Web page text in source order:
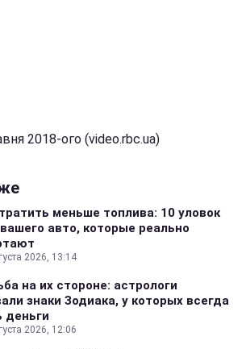
2018-ого (video.rbc.ua)
меньше топлива: 10 уловок
авто, которые реально
2026, 13:14
на их стороне: астрологи
знаки Зодиака, у которых всегда
деньги
2026, 12:06